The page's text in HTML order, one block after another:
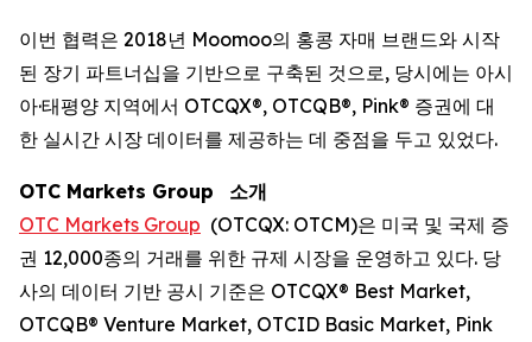
이번 협력은 2018년 Moomoo의 홍콩 자매 브랜드와 시작
된 장기 파트너십을 기반으로 구축된 것으로, 당시에는 아시
아·태평양 지역에서 OTCQX®, OTCQB®, Pink® 증권에 대
한 실시간 시장 데이터를 제공하는 데 중점을 두고 있었다.
OTC Markets Group
소개
OTC Markets Group (OTCQX: OTCM)은 미국 및 국제 증
권 12,000종의 거래를 위한 규제 시장을 운영하고 있다. 당
사의 데이터 기반 공시 기준은 OTCQX® Best Market,
OTCQB® Venture Market, OTCID Basic Market, Pink